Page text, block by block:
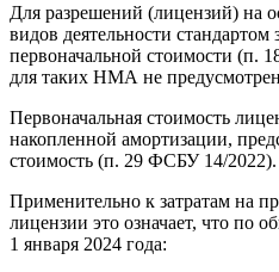
Для разрешений (лицензий) на
видов деятельности стандартом
первоначальной стоимости (п.
для таких НМА не
Первоначальная стоимость
накопленной амортизации,
стоимость (п. 29 ФСБУ 14/2022).
Применительно к затратам на
лицензии это означает, что по
1 января 2024 года: